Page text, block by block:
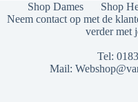
Shop Dames Shop
Neem contact op met de
verder met
Tel:
Mail: